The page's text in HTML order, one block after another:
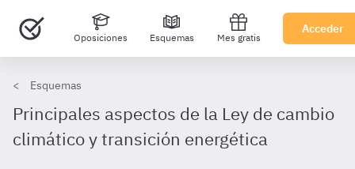
Oposiciones Esquemas Mes gratis
Acceder
Esquemas
Principales aspectos de la Ley de cambio
climático y transición energética